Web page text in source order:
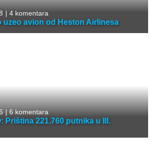
| 4 komentara
uzeo avion od Heston Airlinesa
|6 komentara
Priština 221.760 putnika u III.